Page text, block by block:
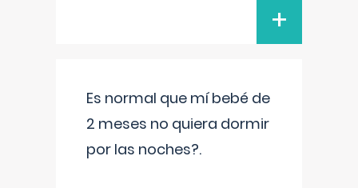
+
Es normal que mí bebé de
2 meses no quiera dormir
por las noches?.